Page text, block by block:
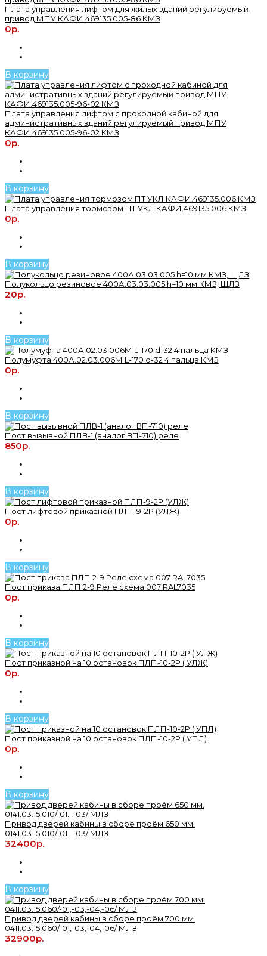
Плата управления лифтом для жилых зданий регулируемый
привод МПУ КАФИ.469135.005-86 КМЗ
0р.
В корзину
Плата управления лифтом с проходной кабиной для
административных зданий регулируемый привод МПУ
КАФИ.469135.005-96-02 КМЗ
0р.
В корзину
Плата управления тормозом ПТ УКЛ КАФИ.469135.006 КМЗ
0р.
В корзину
Полукольцо резиновое 400А.03.03.005 h=10 мм КМЗ, ЩЛЗ
20р.
В корзину
Полумуфта 400А.02.03.006М L-170 d-32 4 пальца КМЗ
0р.
В корзину
Пост вызывной ПЛВ-1 (аналог ВП-710) реле
850р.
В корзину
Пост лифтовой приказной ПЛП-9-2Р (УЛЖ)
0р.
В корзину
Пост приказа ПЛП 2-9 Реле схема 007 RAL7035
0р.
В корзину
Пост приказной на 10 остановок ПЛП-10-2Р ( УЛЖ)
0р.
В корзину
Пост приказной на 10 остановок ПЛП-10-2Р ( УПЛ)
0р.
В корзину
Привод дверей кабины в сборе проём 650 мм.
0141.03.15.010/-01...-03/ МЛЗ
32400р.
В корзину
Привод дверей кабины в сборе проём 700 мм.
0411.03.15.060/-01,-03,-04,-06/ МЛЗ
32900р.